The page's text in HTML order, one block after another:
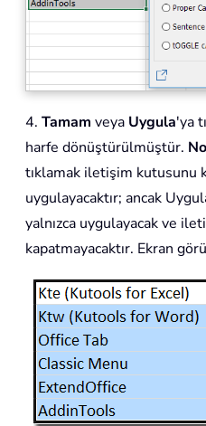
4. Tamam veya Uygula'ya
harfe dönüştürülmüştür.
tıklamak iletişim kutusunu
uygulayacaktır; ancak
yalnızca uygulayacak ve
kapatmayacaktır. Ekran